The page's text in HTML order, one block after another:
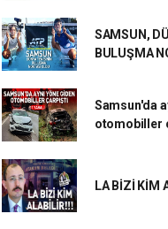
SAMSUN,
BULUŞMA
Samsun'da
otomobiller
LA BİZİ KİM